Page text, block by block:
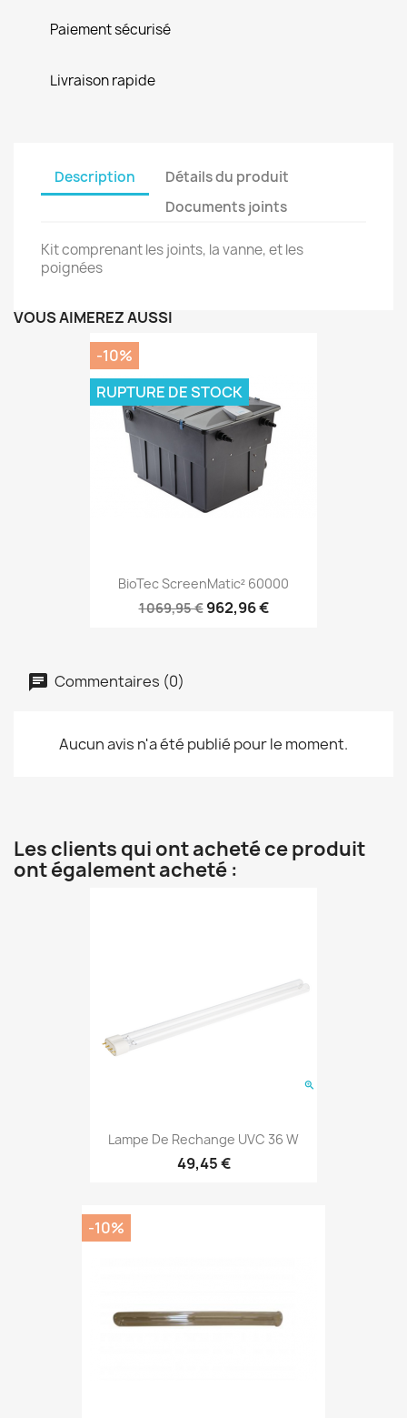
Paiement sécurisé
Livraison rapide
Description
Détails du produit
Documents joints
Kit comprenant les joints, la vanne, et les
poignées
VOUS AIMEREZ AUSSI
BioTec ScreenMatic² 60000
1 069,95 € 962,96 €
-10%
RUPTURE DE STOCK
Commentaires (0)
Aucun avis n'a été publié pour le moment.
Les clients qui ont acheté ce produit
ont également acheté :
Lampe De Rechange UVC 36 W
49,45 €
-10%